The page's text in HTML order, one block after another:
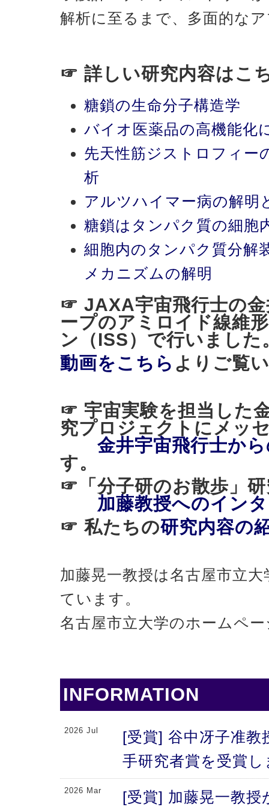
解析に至るまで、多面的な
☞ 詳しい研究内容はこ
糖鎖の生命分子構造学
バイオ医薬品の高機能化
先天性筋ジストロフィー
析
アルツハイマー病の解明
糖鎖はタンパク質の細胞
細胞内のタンパク質分解
メカニズムの解明
☞ JAXA宇宙飛行士の金
ープのアミロイド線維
ン（ISS）で行いました
動画をこちら よりご覧
☞ 宇宙実験を担当した
究プロジェクトにメッ
金井宇宙飛行士か
す。
☞「分子研のお散歩
加藤教授へのイン
☞ 私たちの研究内容の
加藤晃一教授は名古屋市立
ています。
名古屋市立大学のホームペ
INFORMATION
2026 Jul
[受賞] 谷中冴子准教
手研究者賞を受賞
2026 Mar
[受賞] 加藤晃一教授